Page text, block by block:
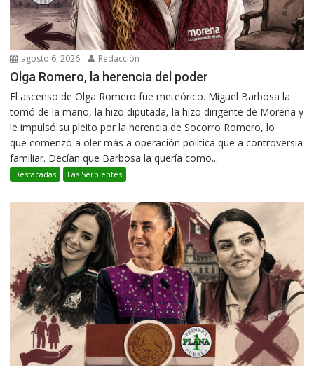
agosto 6, 2026 Redacción
Olga Romero, la herencia del poder
El ascenso de Olga Romero fue meteórico. Miguel Barbosa la
tomó de la mano, la hizo diputada, la hizo dirigente de Morena y
le impulsó su pleito por la herencia de Socorro Romero, lo
que comenzó a oler más a operación política que a controversia
familiar. Decían que Barbosa la quería como...
Destacadas Las Serpientes